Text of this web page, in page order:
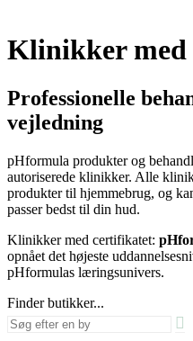
Klinikker
Professionelle
vejledning
pHformula produkter og
autoriserede klinikker. Alle
produkter til hjemmebrug, og
passer bedst til din hud.
Klinikker med certifikatet:
opnået det højeste
pHformulas læringsunivers.
Finder butikker...